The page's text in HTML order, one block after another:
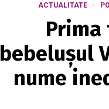
ACTUALITATE
bebelușul
nume